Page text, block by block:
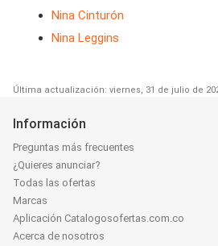
Nina Cinturón
Nina Leggins
Última actualización: viernes, 31 de julio de
Información
Preguntas más frecuentes
¿Quieres anunciar?
Todas las ofertas
Marcas
Aplicación Catalogosofertas.com.co
Acerca de nosotros